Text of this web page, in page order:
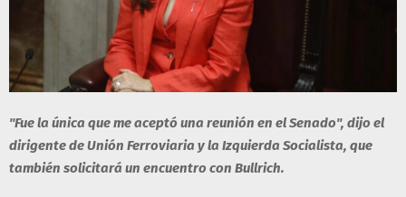
"Fue la única que me aceptó una reunión en el Senado", dijo el
dirigente de Unión Ferroviaria y la Izquierda Socialista, que
también solicitará un encuentro con Bullrich.